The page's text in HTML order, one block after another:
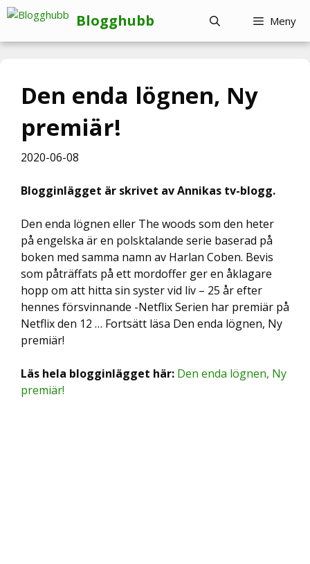
Hoppa
innehåll
Blogghubb Meny
Den enda lögnen, Ny
premiär!
2020-06-08
Blogginlägget är skrivet av Annikas tv-blogg.
Den enda lögnen eller The woods som den heter
på engelska är en polsktalande serie baserad på
boken med samma namn av Harlan Coben. Bevis
som påträffats på ett mordoffer ger en åklagare
hopp om att hitta sin syster vid liv – 25 år efter
hennes försvinnande -Netflix Serien har premiär på
Netflix den 12 … Fortsätt läsa Den enda lögnen, Ny
premiär!
Läs hela blogginlägget här: Den enda lögnen, Ny
premiär!